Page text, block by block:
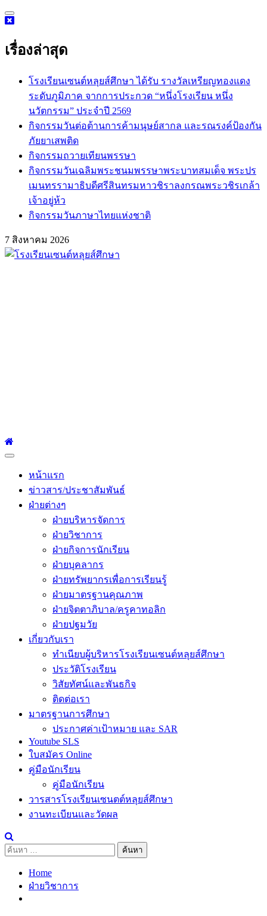
Skip
to
เรื่องล่าสุด
โรงเรียนเซนต์หลุยส์ศึกษา ได้รับ รางวัลเหรียญทองแดง
ระดับภูมิภาค จากการประกวด “หนึ่งโรงเรียน หนึ่ง
นวัตกรรม” ประจำปี 2569
กิจกรรม​วันต่อต้านการค้ามนุษย์สากล และรณรงค์ป้องกัน
ภัยยาเสพติด
กิจกรรมถวายเทียนพรรษา
กิจกรรมวันเฉลิมพระชนมพรรษาพระบาทสมเด็จ พระปร
เมนทรรามาธิบดีศรีสินทรมหาวชิราลงกรณพระวชิรเกล้า
เจ้าอยู่ห้ว
กิจกรรมวันภาษาไทยแห่งชาติ
7 สิงหาคม 2026
Primary
หน้าแรก
ข่าวสาร/ประชาสัมพันธ์
ฝ่ายต่างๆ
ฝ่ายบริหารจัดการ
ฝ่ายวิชาการ
ฝ่ายกิจการนักเรียน
ฝ่ายบุคลากร
ฝ่ายทรัพยากรเพื่อการเรียนรู้
ฝ่ายมาตรฐานคุณภาพ
ฝ่ายจิตตาภิบาล/ครูคาทอลิก
ฝ่ายปฐมวัย
เกี่ยวกับเรา
ทำเนียบผู้บริหารโรงเรียนเซนต์หลุยส์ศึกษา
ประวัติโรงเรียน
วิสัยทัศน์และพันธกิจ
ติดต่อเรา
มาตรฐานการศึกษา
ประกาศค่าเป้าหมาย และ SAR
Youtube SLS
ใบสมัคร Online
คู่มือนักเรียน
คู่มือนักเรียน
วารสารโรงเรียนเซนตต์หลุยส์ศึกษา
งานทะเบียนและวัดผล
ค้นหา
Home
ฝ่ายวิชาการ